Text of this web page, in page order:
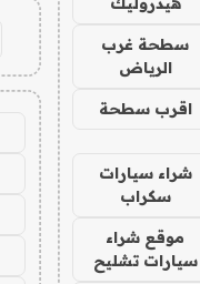
سطحة غرب
الرياض
اقرب سطحة
شراء سيارات
سكراب
موقع شراء
سيارات تشليح